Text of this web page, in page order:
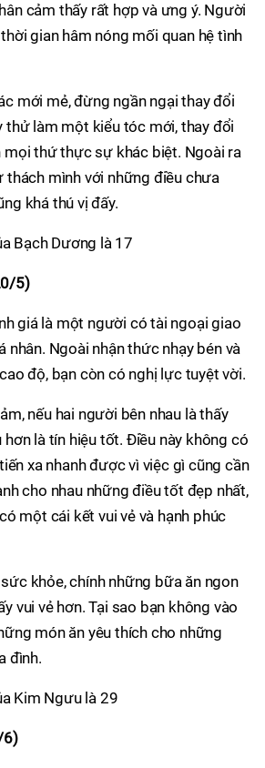
cảm thấy rất hợp và ưng ý. Người
gian hâm nóng mối quan hệ tình
mới mẻ, đừng ngần ngại thay đổi
thử làm một kiểu tóc mới, thay đổi
mọi thứ thực sự khác biệt. Ngoài ra
thách mình với những điều chưa
khá thú vị đấy.
Bạch Dương là 17
5)
giá là một người có tài ngoại giao
nhân. Ngoài nhận thức nhạy bén và
độ, bạn còn có nghị lực tuyệt vời.
nếu hai người bên nhau là thấy
hơn là tín hiệu tốt. Điều này không có
xa nhanh được vì việc gì cũng cần
cho nhau những điều tốt đẹp nhất,
một cái kết vui vẻ và hạnh phúc
khỏe, chính những bữa ăn ngon
vui vẻ hơn. Tại sao bạn không vào
món ăn yêu thích cho những
đình.
Kim Ngưu là 29
6)